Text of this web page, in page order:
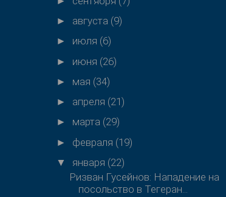
► августа (9)
► июля (6)
► июня (26)
► мая (34)
► апреля (21)
► марта (29)
► февраля (19)
▼ января (22)
Ризван Гусейнов: Нападение на
посольство в Тегеран...